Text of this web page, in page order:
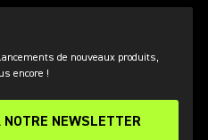
de nouveaux produits,
encore !
NEWSLETTER